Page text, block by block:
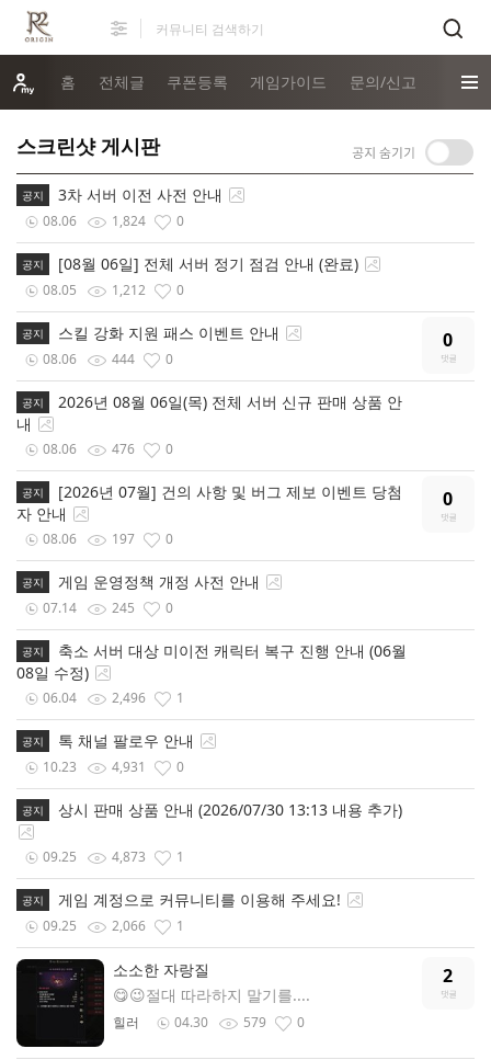
홈 전체글 쿠폰등록 게임가이드 문의/신고
스크린샷 게시판
공지 3차 서버 이전 사전 안내
08.06 1,824 0
공지 [08월 06일] 전체 서버 정기 점검 안내 (완료)
08.05 1,212 0
공지 스킬 강화 지원 패스 이벤트 안내 0
08.06 444 0
공지
2026년 08월 06일(목) 전체 서버 신규 판매 상품 안
내
08.06 476 0
공지
[2026년 07월] 건의 사항 및 버그 제보 이벤트 당첨
자 안내
0
08.06 197 0
공지 게임 운영정책 개정 사전 안내
07.14 245 0
공지
축소 서버 대상 미이전 캐릭터 복구 진행 안내 (06월
08일 수정)
06.04 2,496 1
공지 톡 채널 팔로우 안내
10.23 4,931 0
공지 상시 판매 상품 안내 (2026/07/30 13:13 내용 추가)
09.25 4,873 1
공지 게임 계정으로 커뮤니티를 이용해 주세요!
09.25 2,066 1
소소한 자랑질 2
😋😉절대 따라하지 말기를....
힐러 04.30 579 0